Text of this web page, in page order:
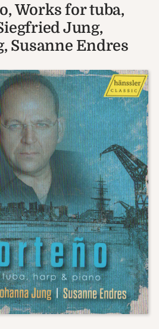
Works for tuba,
Jung,
Susanne Endres